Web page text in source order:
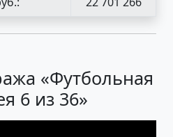
«Футбольная
6 из 36»